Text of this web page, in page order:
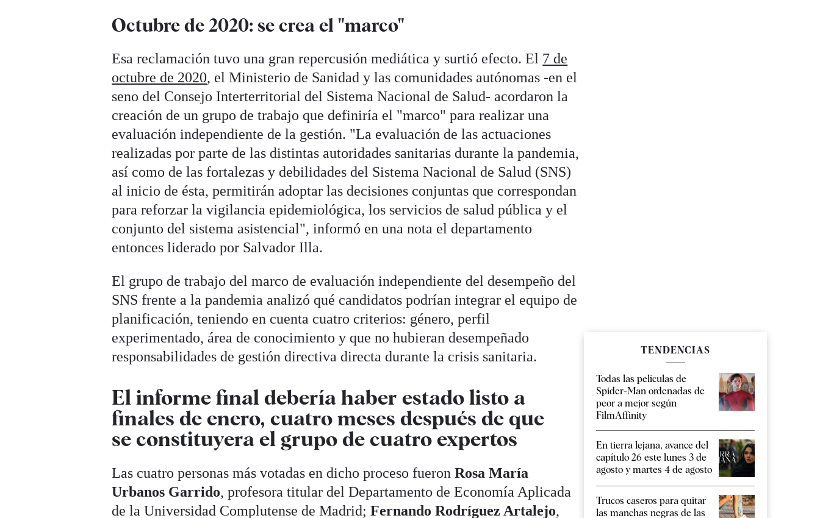
Octubre de 2020: se crea el "marco"
Esa reclamación tuvo una gran repercusión mediática y surtió efecto. El 7 de
octubre de 2020, el Ministerio de Sanidad y las comunidades autónomas -en el
seno del Consejo Interterritorial del Sistema Nacional de Salud- acordaron la
creación de un grupo de trabajo que definiría el "marco" para realizar una
evaluación independiente de la gestión. "La evaluación de las actuaciones
realizadas por parte de las distintas autoridades sanitarias durante la pandemia,
así como de las fortalezas y debilidades del Sistema Nacional de Salud (SNS)
al inicio de ésta, permitirán adoptar las decisiones conjuntas que correspondan
para reforzar la vigilancia epidemiológica, los servicios de salud pública y el
conjunto del sistema asistencial", informó en una nota el departamento
entonces liderado por Salvador Illa.
El grupo de trabajo del marco de evaluación independiente del desempeño del
SNS frente a la pandemia analizó qué candidatos podrían integrar el equipo de
planificación, teniendo en cuenta cuatro criterios: género, perfil
experimentado, área de conocimiento y que no hubieran desempeñado
responsabilidades de gestión directiva directa durante la crisis sanitaria.
El informe final debería haber estado listo a
finales de enero, cuatro meses después de que
se constituyera el grupo de cuatro expertos
Las cuatro personas más votadas en dicho proceso fueronRosa María
Urbanos Garrido, profesora titular del Departamento de Economía Aplicada
de la Universidad Complutense de Madrid;Fernando Rodríguez Artalejo,
TENDENCIAS
Todas las películas de
Spider-Man ordenadas de
peor a mejor según
FilmAffinity
En tierra lejana, avance del
capítulo 26 este lunes 3 de
agosto y martes 4 de agosto
Trucos caseros para quitar
las manchas negras de las